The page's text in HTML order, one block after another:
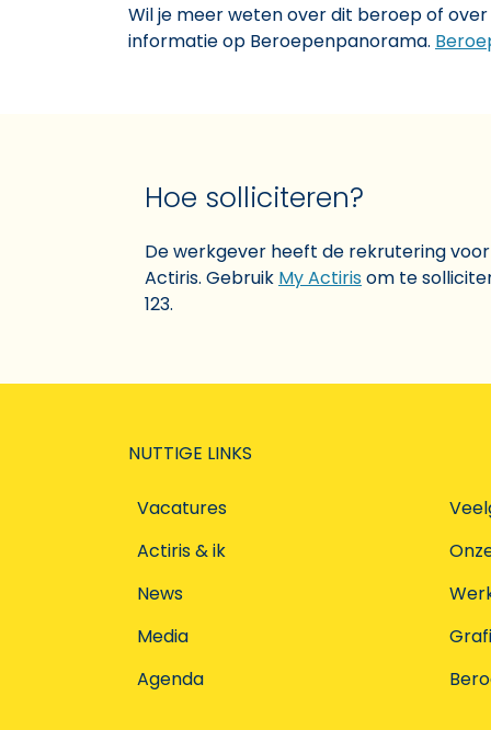
Wil je meer weten over dit beroep of
informatie op Beroepenpanorama.
Hoe solliciteren?
De werkgever heeft de rekrutering
Actiris. Gebruik My Actirisom te
123.
NUTTIGE LINKS
Vacatures
Actiris & ik
News
Media
Agenda